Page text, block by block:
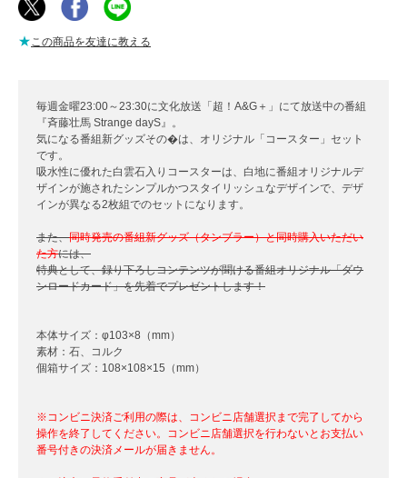
★この商品を友達に教える
毎週金曜23:00～23:30に文化放送「超！A&G＋」にて放送中の番組
『斉藤壮馬 Strange dayS』。
気になる番組新グッズその�は、オリジナル「コースター」セット
です。
吸水性に優れた白雲石入りコースターは、白地に番組オリジナルデ
ザインが施されたシンプルかつスタイリッシュなデザインで、デザ
インが異なる2枚組でのセットになります。
また、同時発売の番組新グッズ（タンブラー）と同時購入いただい
た方には、
特典として、録り下ろしコンテンツが聞ける番組オリジナル「ダウ
ンロードカード」を先着でプレゼントします！
本体サイズ：φ103×8（mm）
素材：石、コルク
個箱サイズ：108×108×15（mm）
※コンビニ決済ご利用の際は、コンビニ店舗選択まで完了してから
操作を終了してください。コンビニ店舗選択を行わないとお支払い
番号付きの決済メールが届きません。